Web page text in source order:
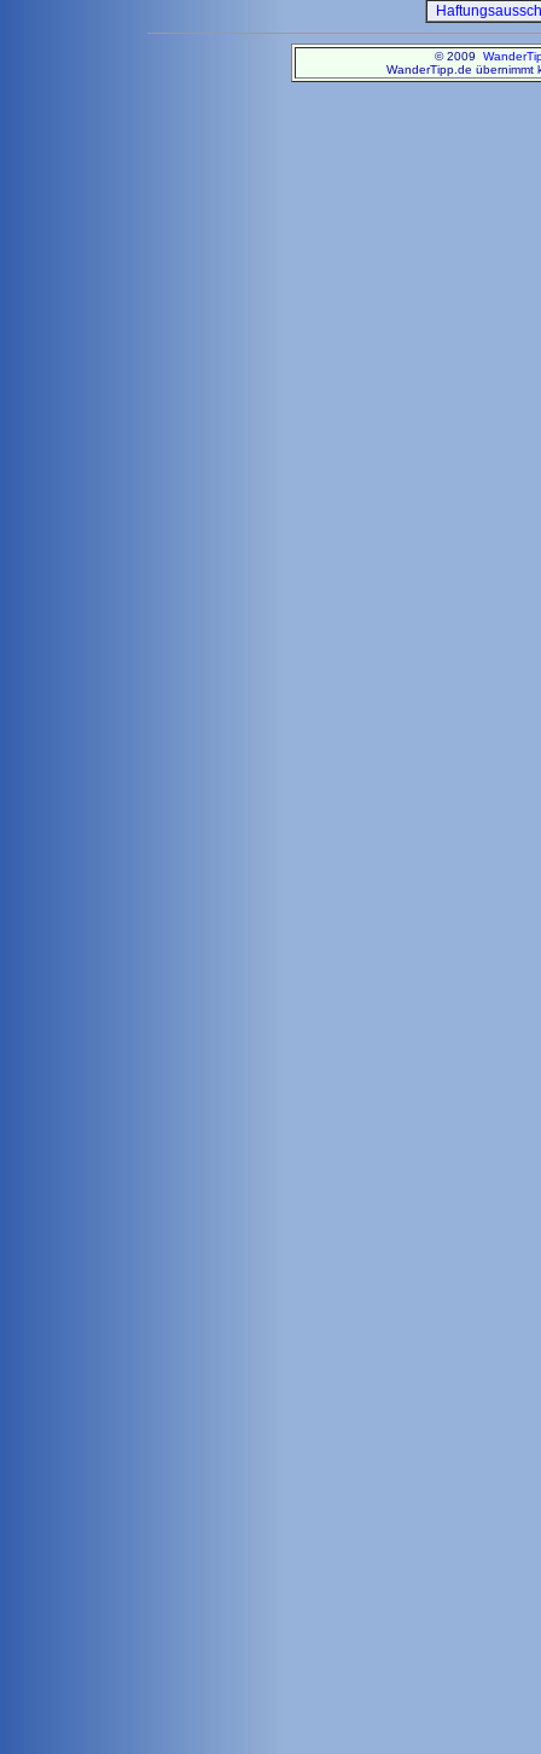
© 2009
WanderTipp.de übernimmt